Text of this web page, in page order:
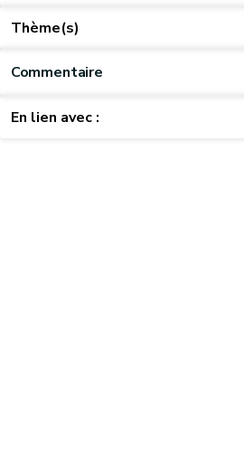
Thème(s)
Commentaire
En lien avec :